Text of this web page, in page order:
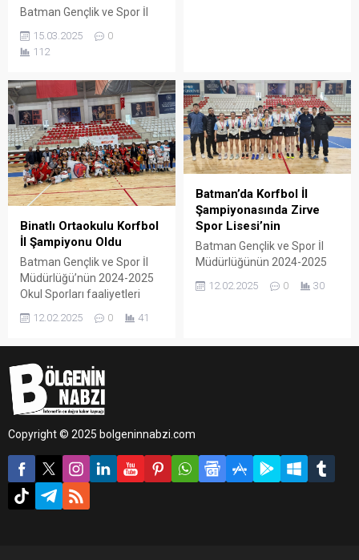
Batman Gençlik ve Spor İl
Okul Sporları faaliyet
programı kapsamında
Mahalli İl Şampiyonası sona
erdi.
15.03.2025
0
112
Binatlı Ortaokulu Korfbol
İl Şampiyonu Oldu
Batman Gençlik ve Spor İl
Müdürlüğü’nün 2024-2025
Okul Sporları faaliyetleri
Yıldızlar (Ortaokullar)
12.02.2025 0 41
Batman’da Korfbol İl
Şampiyonasında Zirve
Spor Lisesi’nin
Batman Gençlik ve Spor İl
Müdürlüğünün 2024-2025
Okul Sporları faaliyet
programı kapsamında
12.02.2025 0 30
Copyright © 2025 bolgeninnabzi.com